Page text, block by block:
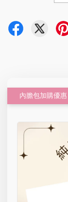
內膽包加購優惠